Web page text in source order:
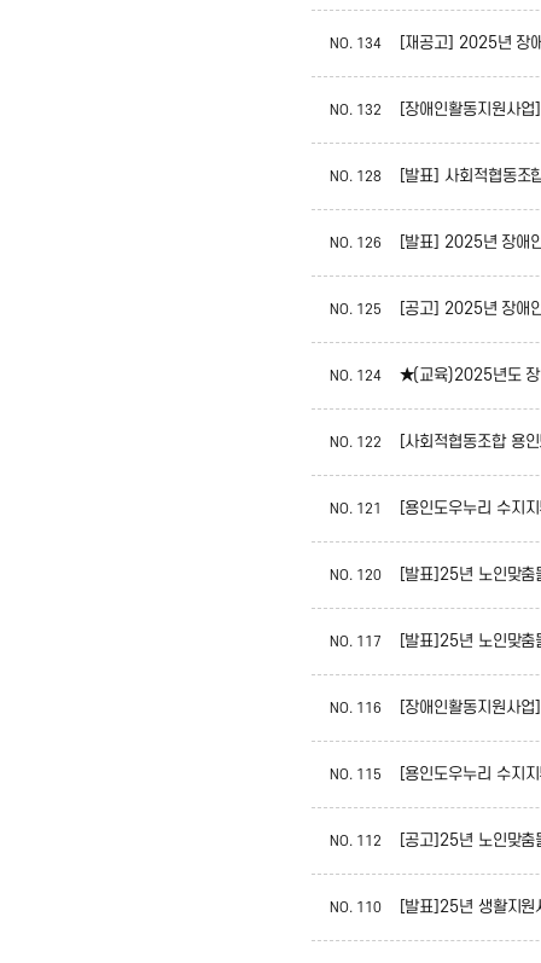
NO. 134 [재공고] 2025년 장
NO. 132 [장애인활동지원사
NO. 128 [발표] 사회적협동조
NO. 126 [발표] 2025년 장애
NO. 125 [공고] 2025년 장애
NO. 124 ★(교육)2025년도 장
NO. 122 [사회적협동조합 용
NO. 121
NO. 120 [발표]25년 노인맞춤
NO. 117 [발표]25년 노인맞
NO. 116 [장애인활동지원사
NO. 115 [용인도우누리 수지
NO. 112 [공고]25년 노인맞
NO. 110 [발표]25년 생활지